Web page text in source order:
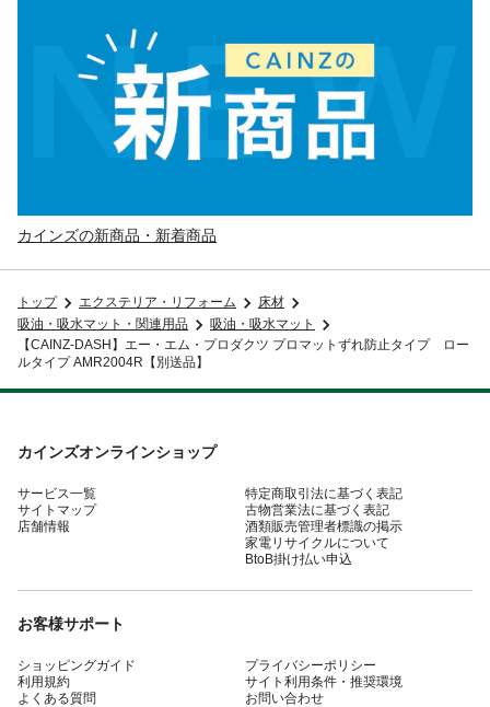
カインズの新商品・新着商品
トップ エクステリア・リフォーム
床材
吸油・吸水マット・関連用品
吸油・吸水マット
【CAINZ-DASH】エー・エム・プロダクツ プロマットずれ防止タイプ ロー
ルタイプ AMR2004R【別送品】
カインズオンラインショップ
サービス一覧
サイトマップ
店舗情報
特定商取引法に基づく表記
古物営業法に基づく表記
酒類販売管理者標識の掲示
家電リサイクルについて
BtoB掛け払い申込
お客様サポート
ショッピングガイド
利用規約
よくある質問
プライバシーポリシー
サイト利用条件・推奨環境
お問い合わせ